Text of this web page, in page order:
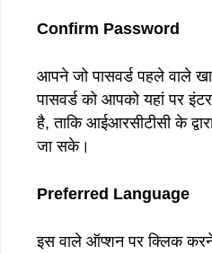
Confirm Password
आपने जो पासवर्ड पहले वाले
पासवर्ड को आपको यहां पर
है, ताकि आईआरसीटीसी के
जा सके।
Preferred Language
इस वाले ऑप्शन पर क्लिक